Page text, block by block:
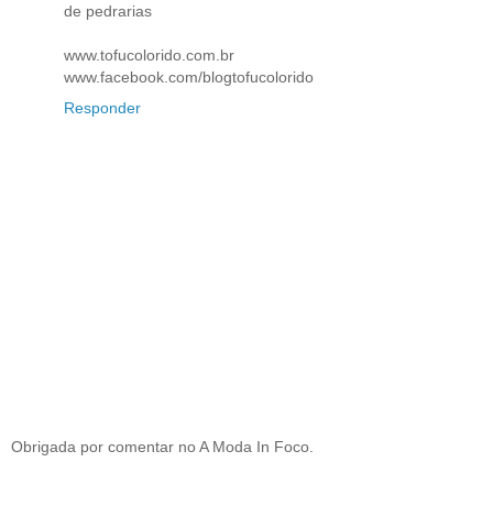
de pedrarias
www.tofucolorido.com.br
www.facebook.com/blogtofucolorido
Responder
Obrigada por comentar no A Moda In Foco.